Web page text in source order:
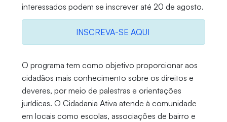
interessados podem se inscrever até 20 de agosto.
INSCREVA-SE AQUI
O programa tem como objetivo proporcionar aos
cidadãos mais conhecimento sobre os direitos e
deveres, por meio de palestras e orientações
jurídicas. O Cidadania Ativa atende à comunidade
em locais como escolas, associações de bairro e